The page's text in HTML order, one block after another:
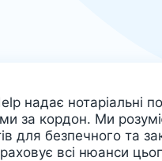
надає нотаріальні
за кордон. Ми
для безпечного та
всі нюанси